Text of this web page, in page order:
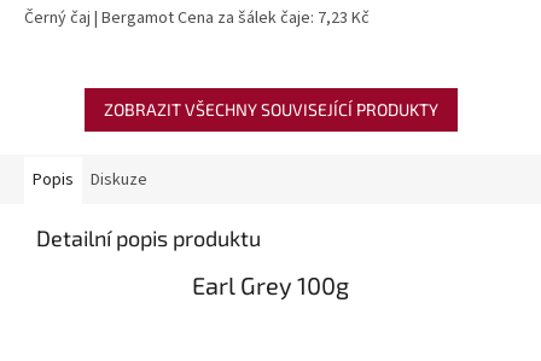
Černý čaj | Bergamot Cena za šálek čaje: 7,23 Kč
ZOBRAZIT VŠECHNY SOUVISEJÍCÍ PRODUKTY
Popis Diskuze
Detailní popis produktu
Earl Grey 100g